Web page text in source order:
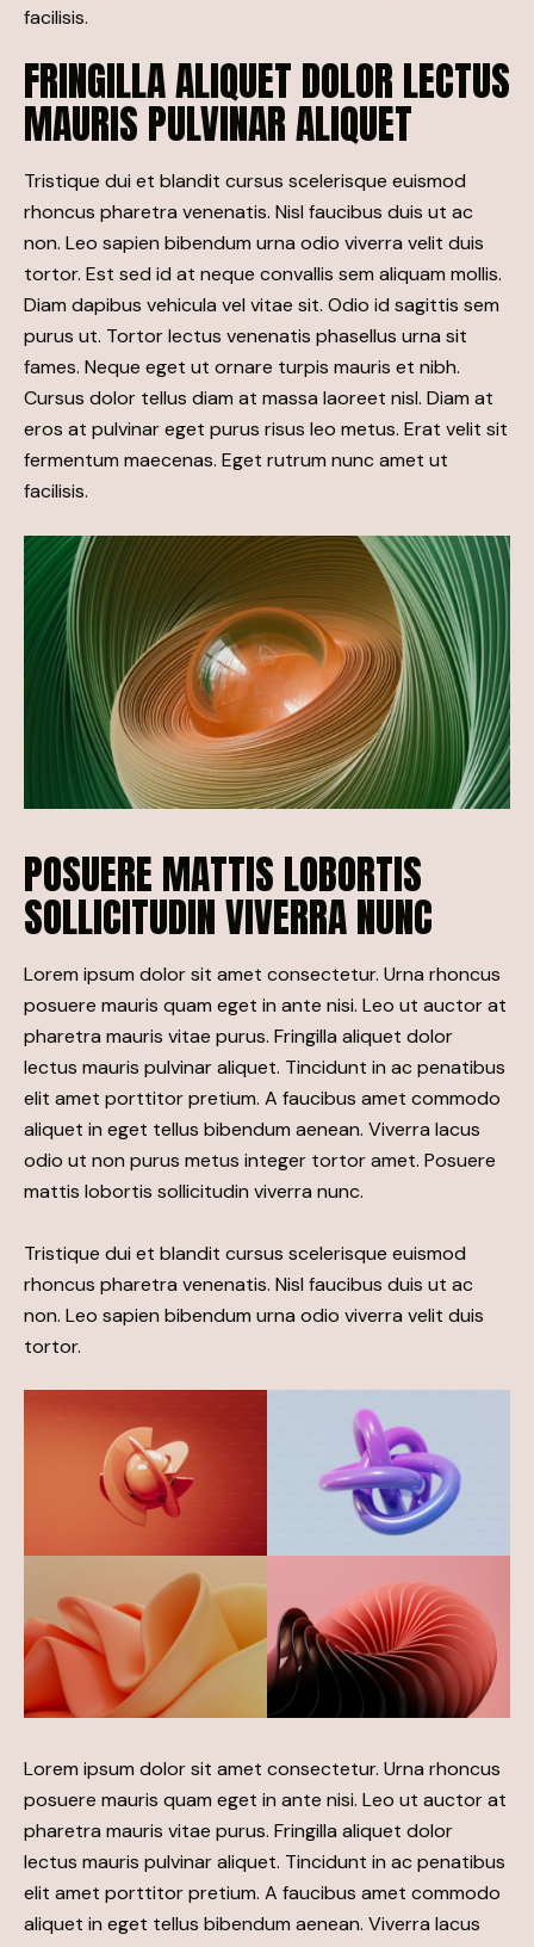
facilisis.
FRINGILLA ALIQUET DOLOR LECTUS
MAURIS PULVINAR ALIQUET
Tristique dui et blandit cursus scelerisque euismod
rhoncus pharetra venenatis. Nisl faucibus duis ut ac
non. Leo sapien bibendum urna odio viverra velit duis
tortor. Est sed id at neque convallis sem aliquam mollis.
Diam dapibus vehicula vel vitae sit. Odio id sagittis sem
purus ut. Tortor lectus venenatis phasellus urna sit
fames. Neque eget ut ornare turpis mauris et nibh.
Cursus dolor tellus diam at massa laoreet nisl. Diam at
eros at pulvinar eget purus risus leo metus. Erat velit sit
fermentum maecenas. Eget rutrum nunc amet ut
facilisis.
POSUERE MATTIS LOBORTIS
SOLLICITUDIN VIVERRA NUNC
Lorem ipsum dolor sit amet consectetur. Urna rhoncus
posuere mauris quam eget in ante nisi. Leo ut auctor at
pharetra mauris vitae purus. Fringilla aliquet dolor
lectus mauris pulvinar aliquet. Tincidunt in ac penatibus
elit amet porttitor pretium. A faucibus amet commodo
aliquet in eget tellus bibendum aenean. Viverra lacus
odio ut non purus metus integer tortor amet. Posuere
mattis lobortis sollicitudin viverra nunc.
Tristique dui et blandit cursus scelerisque euismod
rhoncus pharetra venenatis. Nisl faucibus duis ut ac
non. Leo sapien bibendum urna odio viverra velit duis
tortor.
Lorem ipsum dolor sit amet consectetur. Urna rhoncus
posuere mauris quam eget in ante nisi. Leo ut auctor at
pharetra mauris vitae purus. Fringilla aliquet dolor
lectus mauris pulvinar aliquet. Tincidunt in ac penatibus
elit amet porttitor pretium. A faucibus amet commodo
aliquet in eget tellus bibendum aenean. Viverra lacus